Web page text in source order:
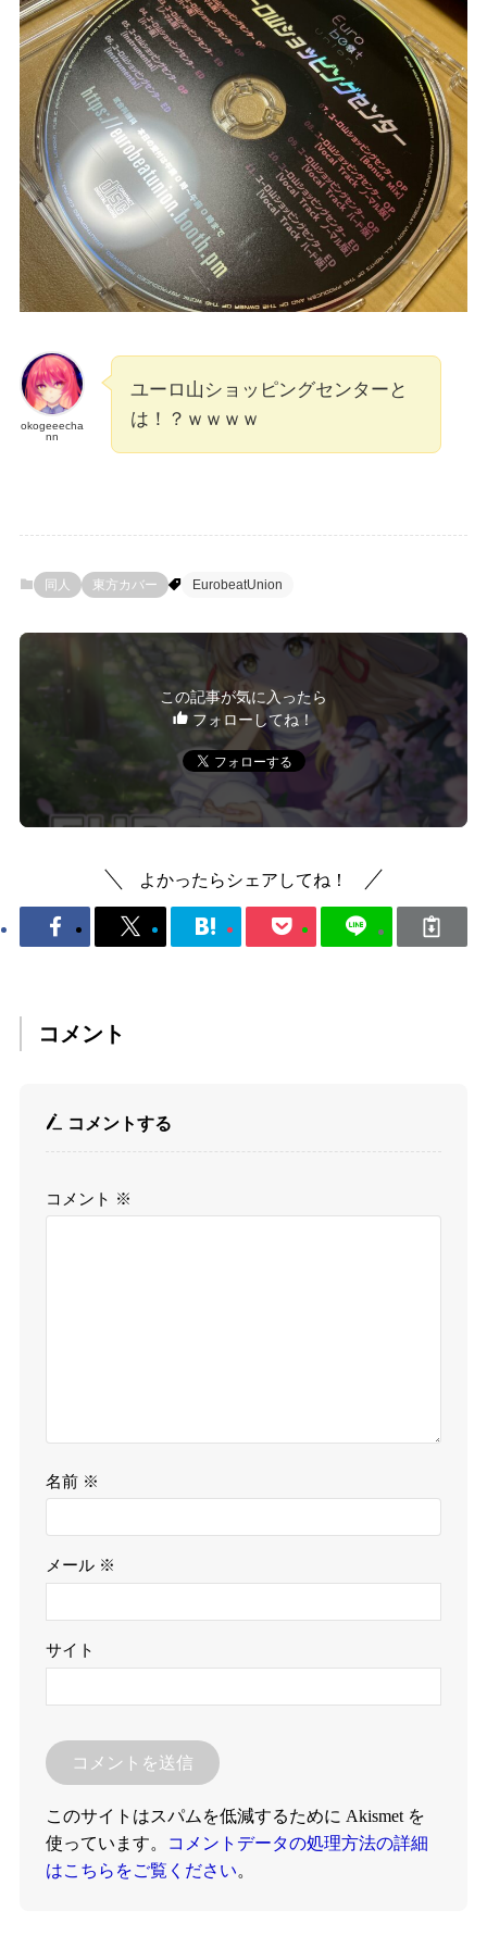
okogeeecha
nn
ユーロ山ショッピングセンターと
は！？ｗｗｗｗ
同人 東方カバー EurobeatUnion
この記事が気に入ったら
フォローしてね！
よかったらシェアしてね！
コメント
コメントする
コメント ※
名前 ※
メール ※
サイト
このサイトはスパムを低減するために Akismet を
使っています。
コメントデータの処理方法の詳細
はこちらをご覧ください。